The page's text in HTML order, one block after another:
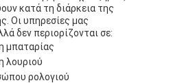
κατά τη διάρκεια της
Οι υπηρεσίες μας
δεν περιορίζονται σε:
μπαταρίας
λουριού
ρολογιού